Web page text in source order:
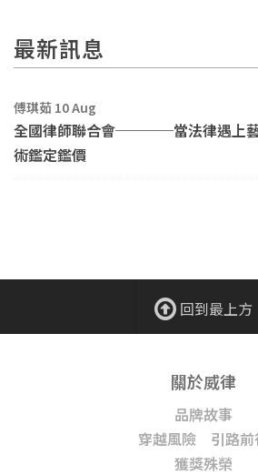
最新訊息
傅琪茹 10 Aug
全國律師聯合會────當法律遇上
術鑑定鑑價
回到最上方
關於威律
品牌故事
穿越風險 引路前
獲獎殊榮